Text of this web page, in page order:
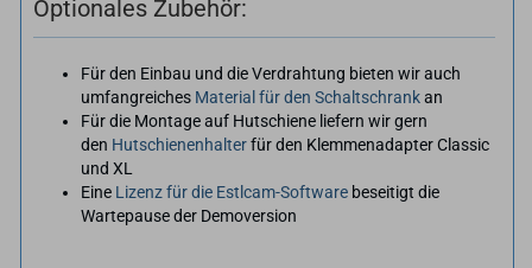
Optionales Zubehör:
Für den Einbau und die Verdrahtung bieten wir auch
umfangreiches Material für den Schaltschrankan
Für die Montage auf Hutschiene liefern wir gern
den Hutschienenhalterfür den Klemmenadapter Classic
und XL
Eine Lizenz für die Estlcam-Software beseitigt die
Wartepause der Demoversion